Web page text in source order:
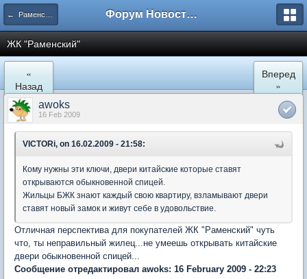
← Раменское Форум Новостройки
ЖК "Рaменский"
«
Назад
Вперед
»
awoks
16 Feb 2009
VICTORi, on 16.02.2009 - 21:58:
Кому нужны эти ключи, двери китайские которые ставят
открываются обыкновенной спицей.
Жильцы БЖК знают каждый свою квартиру, взламывают двери
ставят новый замок и живут себе в удовольствие.
Отличная перспектива для покупателей ЖК "Раменский" чуть
что, ты неправильный жилец...не умеешь открывать китайские
двери обыкновенной спицей...
Сообщение отредактировал awoks: 16 February 2009 - 22:23